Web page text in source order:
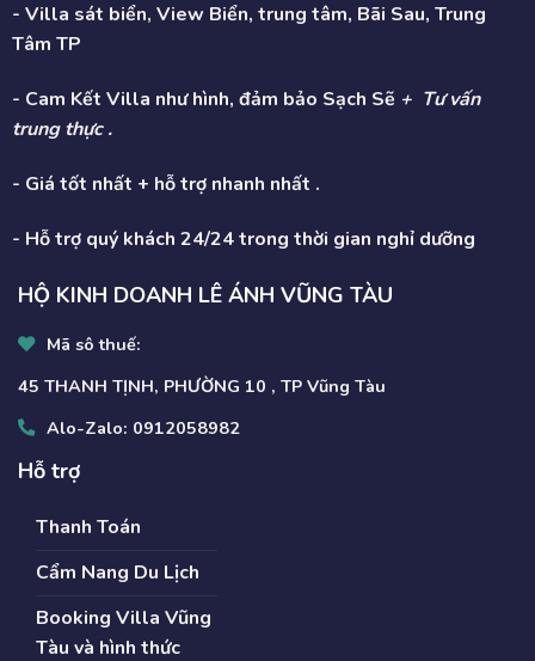
- Villa sát biển, View Biển, trung tâm, Bãi Sau, Trung
Tâm TP
- Cam Kết Villa như hình, đảm bảo Sạch Sẽ + Tư vấn
trung thực .
- Giá tốt nhất + hỗ trợ nhanh nhất .
- Hỗ trợ quý khách 24/24 trong thời gian nghỉ dưỡng
HỘ KINH DOANH LÊ ÁNH VŨNG TÀU
Mã sô thuế:
45 THANH TỊNH, PHƯỜNG 10 , TP Vũng Tàu
Alo-Zalo: 0912058982
Hỗ trợ
Thanh Toán
Cẩm Nang Du Lịch
Booking Villa Vũng
Tàu và hình thức